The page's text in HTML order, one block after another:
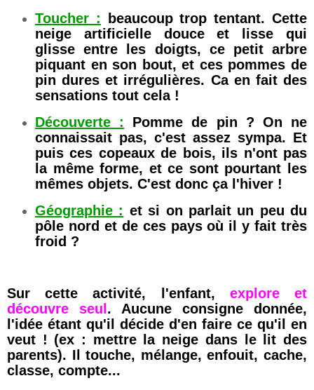
Toucher : beaucoup trop tentant. Cette
neige artificielle douce et lisse qui
glisse entre les doigts, ce petit arbre
piquant en son bout, et ces pommes de
pin dures et irrégulières. Ca en fait des
sensations tout cela !
Découverte : Pomme de pin ? On ne
connaissait pas, c'est assez sympa. Et
puis ces copeaux de bois, ils n'ont pas
la même forme, et ce sont pourtant les
mêmes objets. C'est donc ça l'hiver !
Géographie : et si on parlait un peu du
pôle nord et de ces pays où il y fait très
froid ?
Sur cette activité, l'enfant, explore et
découvre seul . Aucune consigne donnée,
l'idée étant qu'il décide d'en faire ce qu'il en
veut ! (ex : mettre la neige dans le lit des
parents). Il touche, mélange, enfouit, cache,
classe, compte...